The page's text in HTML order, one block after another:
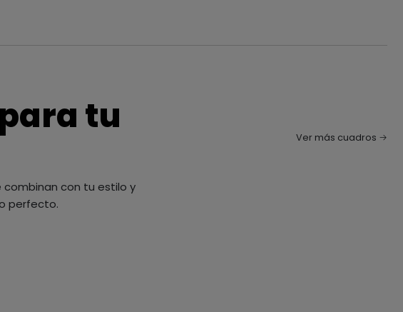
tu
combinan con tu estilo y
perfecto.
Ver más cuadros